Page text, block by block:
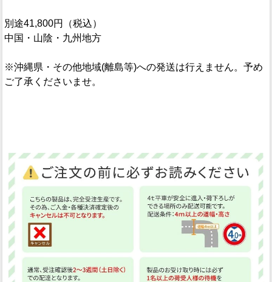
別途41,800円（税込）
中国・山陰・九州地方
※沖縄県・その他地域(離島等)への発送は行えません。予め
ご了承くださいませ。